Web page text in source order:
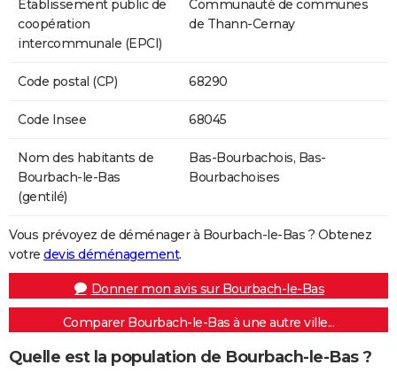
Etablissement public de
coopération
intercommunale (EPCI)
Communauté de communes
de Thann-Cernay
Code postal (CP) 68290
Code Insee 68045
Nom des habitants de
Bourbach-le-Bas
(gentilé)
Bas-Bourbachois, Bas-
Bourbachoises
Vous prévoyez de déménager à Bourbach-le-Bas ? Obtenez
votre devis déménagement.
Donner mon avis sur Bourbach-le-Bas
Comparer Bourbach-le-Bas à une autre ville...
Quelle est la population de Bourbach-le-Bas ?